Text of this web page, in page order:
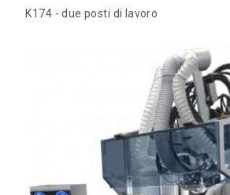
K174 - due posti di lavoro